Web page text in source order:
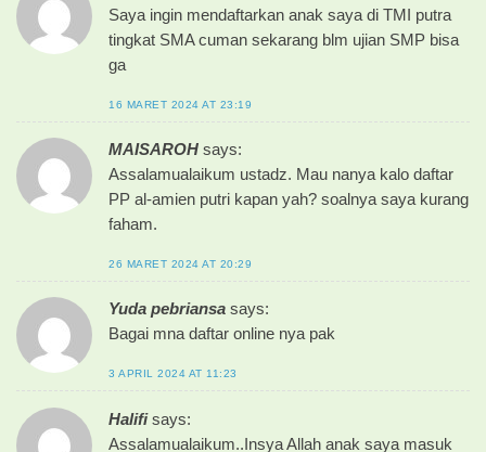
Saya ingin mendaftarkan anak saya di TMI putra
tingkat SMA cuman sekarang blm ujian SMP bisa
ga
16 MARET 2024 AT 23:19
MAISAROH says:
Assalamualaikum ustadz. Mau nanya kalo daftar
PP al-amien putri kapan yah? soalnya saya kurang
faham.
26 MARET 2024 AT 20:29
Yuda pebriansa says:
Bagai mna daftar online nya pak
3 APRIL 2024 AT 11:23
Halifi says:
Assalamualaikum..Insya Allah anak saya masuk